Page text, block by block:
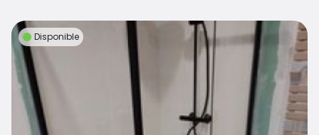
Disponible